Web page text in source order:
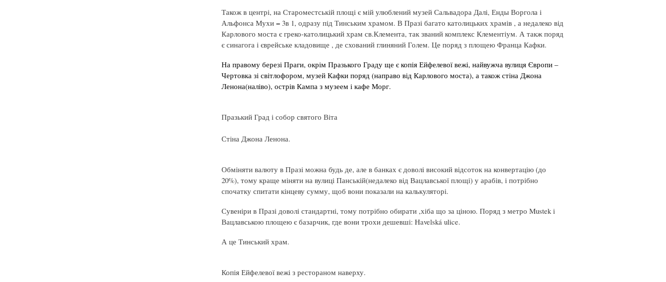
Також в центрі, на Староместській площі є мій улюблений музей Сальвадора Далі, Енды Воргола і
Альфонса Мухи = 3в 1, одразу під Тинським храмом. В Празі багато католицьких храмів , а недалеко від
Карлового моста є греко-католицький храм св.Клемента, так званий комплекс Клементіум. А такж поряд
є синагога і єврейське кладовище , де схований глиняний Голем. Це поряд з площею Франца Кафки.
На правому березі Праги, окрім Празького Граду ще є копія Ейфелевої вежі, найвужча вулиця Європи –
Чертовка зі світлофором, музей Кафки поряд (направо від Карлового моста), а також стіна Джона
Ленона(наліво), острів Кампа з музеем і кафе Морг.
Празький Град і собор святого Віта
Стіна Джона Ленона.
Обміняти валюту в Празі можна будь де, але в банках є доволі високий відсоток на конвертацію (до
20%), тому краще міняти на вулиці Панській(недалеко від Вацлавської площі) у арабів, і потрібно
спочатку спитати кінцеву сумму, щоб вони показали на калькуляторі.
Сувеніри в Празі доволі стандартні, тому потрібно обирати ,хіба що за ціною. Поряд з метро Mustek і
Вацлавською площею є базарчик, где вони трохи дешевші: Havelská ulice.
А це Тинський храм.
Копія Ейфелевої вежі з рестораном наверху.